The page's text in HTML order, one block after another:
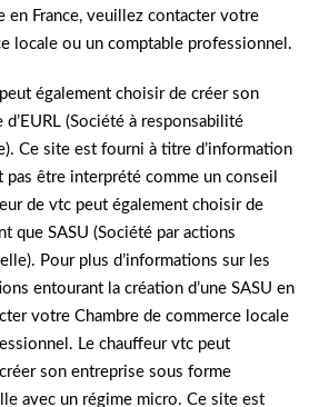
en France, veuillez contacter votre
locale ou un comptable professionnel.
également choisir de créer son
(Société à responsabilité
Ce site est fourni à titre d’information
être interprété comme un conseil
de vtc peut également choisir de
que SASU (Société par actions
Pour plus d’informations sur les
entourant la création d’une SASU en
votre Chambre de commerce locale
Le chauffeur vtc peut
son entreprise sous forme
avec un régime micro. Ce site est